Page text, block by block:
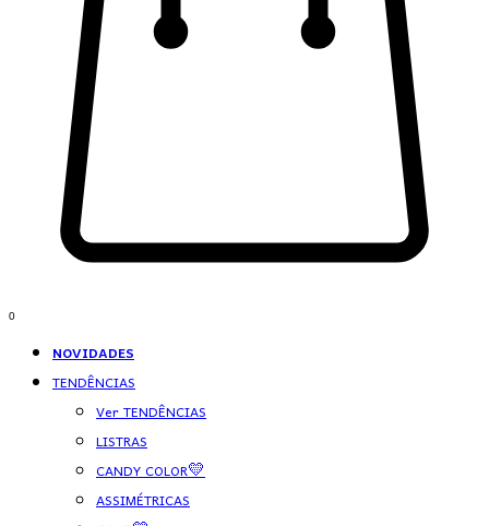
0
NOVIDADES
TENDÊNCIAS
Ver TENDÊNCIAS
LISTRAS
CANDY COLOR💛
ASSIMÉTRICAS